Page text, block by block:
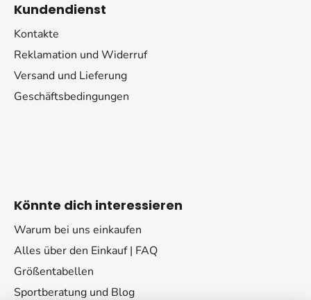
Kundendienst
Kontakte
Reklamation und Widerruf
Versand und Lieferung
Geschäftsbedingungen
Könnte dich interessieren
Warum bei uns einkaufen
Alles über den Einkauf | FAQ
Größentabellen
Sportberatung und Blog